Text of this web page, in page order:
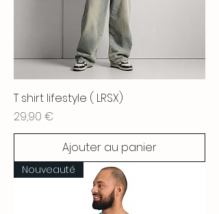
T shirt lifestyle ( LRSX)
Prix
29,90 €
Ajouter au panier
Nouveauté